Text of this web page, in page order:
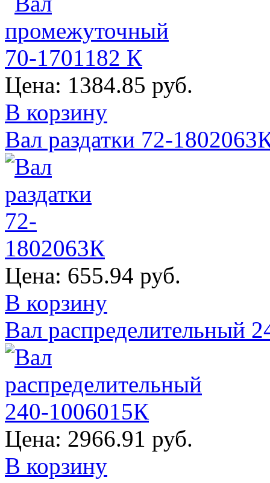
Цена: 1384.85 руб.
В корзину
Вал раздатки 72-
Цена: 655.94 руб.
В корзину
Вал распределительный
Цена: 2966.91 руб.
В корзину